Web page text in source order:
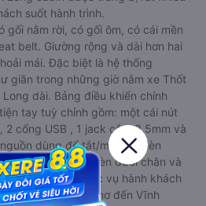
suốt hành trình.
gối nằm rời, có gối ôm, có cái mền
belt. Giường rộng và dài hơn hai
mái. Đặc biệt là hệ thống
giãn trong những giờ nằm xe Thốt
dài. Bảng điều khiển chính
tay tuỳ chỉnh gồm: một cái nút
cổng USB , 1 jack cắm 3.5mm và
dùng để tắt/mở dàn đèn
dọc trên đầu, đèn dưới chân và
chuẩn HD phục vụ hành khách
Thốt Nốt - Cần Thơ đến Vĩnh